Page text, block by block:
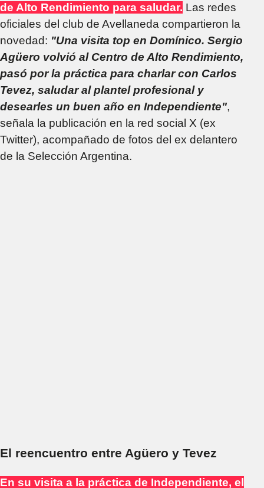
de Alto Rendimiento para saludar. Las redes
oficiales del club de Avellaneda compartieron la
novedad: "Una visita top en Domínico. Sergio
Agüero volvió al Centro de Alto Rendimiento,
pasó por la práctica para charlar con Carlos
Tevez, saludar al plantel profesional y
desearles un buen año en Independiente",
señala la publicación en la red social X (ex
Twitter), acompañado de fotos del ex delantero
de la Selección Argentina.
El reencuentro entre Agüero y Tevez
En su visita a la práctica de Independiente, el